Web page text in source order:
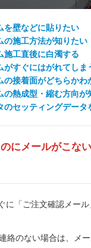
を壁などに貼りたい
の施工方法が知りたい
施工直後に白濁する
がすぐにはがれてしま
の接着面がどちらかわ
の熱成型・縮む方向が
のセッティングデータ
にメールがこない
に「ご注文確認メー
絡のない場合は、メ